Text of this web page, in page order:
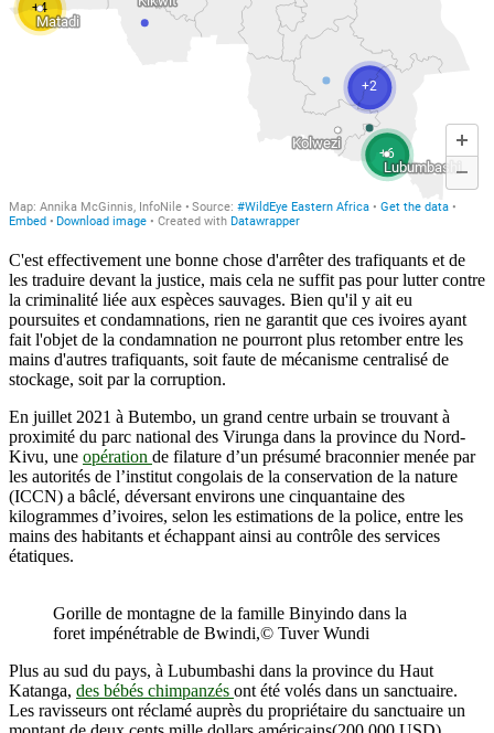
C'est effectivement une bonne chose d'arrêter des trafiquants et de
les traduire devant la justice, mais cela ne suffit pas pour lutter contre
la criminalité liée aux espèces sauvages. Bien qu'il y ait eu
poursuites et condamnations, rien ne garantit que ces ivoires ayant
fait l'objet de la condamnation ne pourront plus retomber entre les
mains d'autres trafiquants, soit faute de mécanisme centralisé de
stockage, soit par la corruption.
En juillet 2021 à Butembo, un grand centre urbain se trouvant à
proximité du parc national des Virunga dans la province du Nord-
Kivu, une opération de filature d’un présumé braconnier menée par
les autorités de l’institut congolais de la conservation de la nature
(ICCN) a bâclé, déversant environs une cinquantaine des
kilogrammes d’ivoires, selon les estimations de la police, entre les
mains des habitants et échappant ainsi au contrôle des services
étatiques.
Gorille de montagne de la famille Binyindo dans la
foret impénétrable de Bwindi,© Tuver Wundi
Plus au sud du pays, à Lubumbashi dans la province du Haut
Katanga, des bébés chimpanzés ont été volés dans un sanctuaire.
Les ravisseurs ont réclamé auprès du propriétaire du sanctuaire un